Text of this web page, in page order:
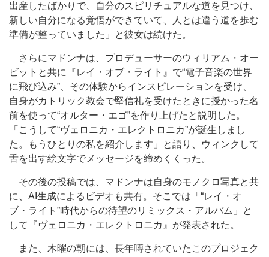
出産したばかりで、自分のスピリチュアルな道を見つけ、
新しい自分になる覚悟ができていて、人とは違う道を歩む
準備が整っていました」と彼女は続けた。
さらにマドンナは、プロデューサーのウィリアム・オー
ビットと共に『レイ・オブ・ライト』で“電子音楽の世界
に飛び込み”、その体験からインスピレーションを受け、
自身がカトリック教会で堅信礼を受けたときに授かった名
前を使って“オルター・エゴ”を作り上げたと説明した。
「こうして“ヴェロニカ・エレクトロニカ”が誕生しまし
た。もうひとりの私を紹介します 」と語り、ウィンクして
舌を出す絵文字でメッセージを締めくくった。
その後の投稿では、マドンナは自身のモノクロ写真と共
に、AI生成によるビデオも共有。そこでは「“レイ・オ
ブ・ライト”時代からの待望のリミックス・アルバム」と
して『ヴェロニカ・エレクトロニカ』が発表された。
また、木曜の朝には、長年噂されていたこのプロジェク